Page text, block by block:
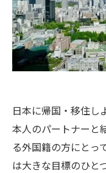
日本に帰国・移住し
本人のパートナーと
る外国籍の方にとっ
は大きな目標のひと